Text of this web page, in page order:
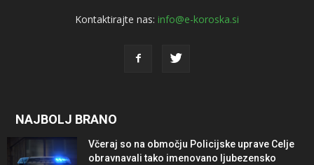
Kontaktirajte nas: info@e-koroska.si
NAJBOLJ BRANO
Včeraj so na območju Policijske uprave Celje
obravnavali tako imenovano ljubezensko